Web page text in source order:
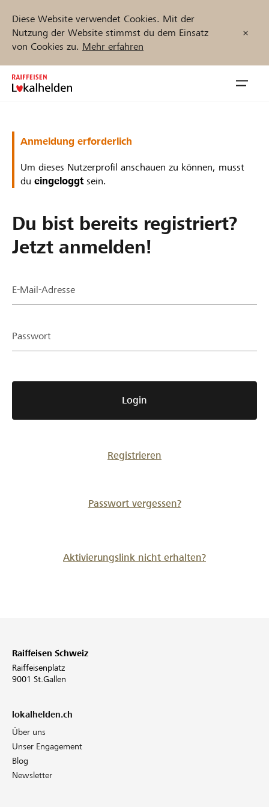
Diese Website verwendet Cookies. Mit der
Nutzung der Website stimmst du dem Einsatz
von Cookies zu. Mehr erfahren
Zum
Inhalt
Unterstützen
Partner / Raiffeisenbank
Jetzt starten
Anmeldung erforderlich
Um dieses Nutzerprofil anschauen zu können, musst
du eingeloggt sein.
Du bist bereits registriert?
Jetzt anmelden!
E-Mail-Adresse
Passwort
Login
Registrieren
Passwort vergessen?
Aktivierungslink nicht erhalten?
Raiffeisen Schweiz
Raiffeisenplatz
9001 St.Gallen
lokalhelden.ch
Über uns
Unser Engagement
Blog
Newsletter